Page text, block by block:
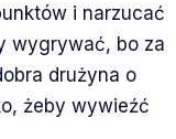
i narzucać
wygrywać, bo za
drużyna o
żeby wywieźć